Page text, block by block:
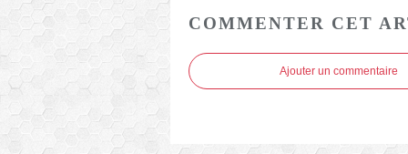
COMMENTER CET
Ajouter un commentaire